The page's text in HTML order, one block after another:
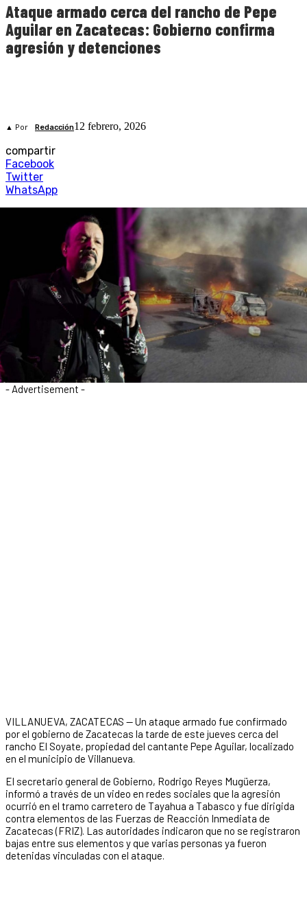
Ataque armado cerca del rancho de Pepe
Aguilar en Zacatecas: Gobierno confirma
agresión y detenciones
▲ Por Redacción12 febrero, 2026
compartir
Facebook
Twitter
WhatsApp
- Advertisement -
VILLANUEVA, ZACATECAS — Un ataque armado fue confirmado
por el gobierno de Zacatecas la tarde de este jueves cerca del
rancho El Soyate, propiedad del cantante Pepe Aguilar, localizado
en el municipio de Villanueva.
El secretario general de Gobierno, Rodrigo Reyes Mugüerza,
informó a través de un video en redes sociales que la agresión
ocurrió en el tramo carretero de Tayahua a Tabasco y fue dirigida
contra elementos de las Fuerzas de Reacción Inmediata de
Zacatecas (FRIZ). Las autoridades indicaron que no se registraron
bajas entre sus elementos y que varias personas ya fueron
detenidas vinculadas con el ataque.